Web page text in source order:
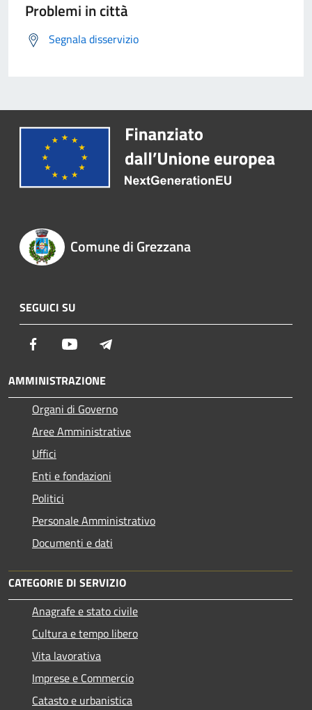
Problemi in città
Segnala disservizio
Comune di Grezzana
SEGUICI SU
Facebook Youtube
AMMINISTRAZIONE
Organi di Governo
Aree Amministrative
Uffici
Enti e fondazioni
Politici
Personale Amministrativo
Documenti e dati
CATEGORIE DI SERVIZIO
Anagrafe e stato civile
Cultura e tempo libero
Vita lavorativa
Imprese e Commercio
Catasto e urbanistica